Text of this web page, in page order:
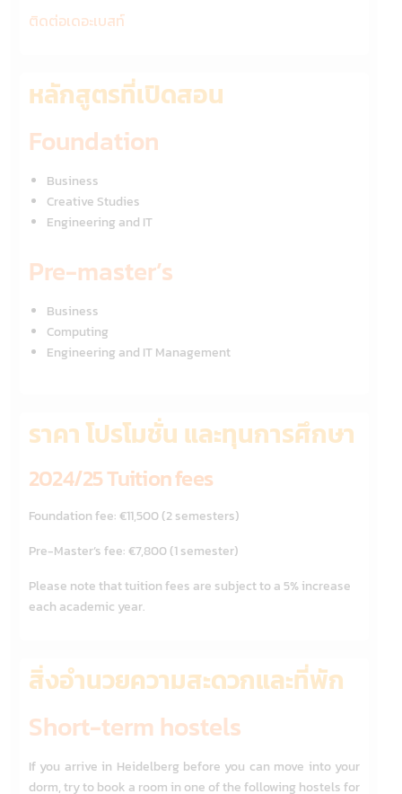
ติดต่อเดอะเบสท์
หลักสูตรที่เปิดสอน
Foundation
Business
Creative Studies
Engineering and IT
Pre-master’s
Business
Computing
Engineering and IT Management
ราคา โปรโมชั่น และทุนการศึกษา
2024/25 Tuition fees
Foundation fee: €11,500 (2 semesters)
Pre-Master’s fee: €7,800 (1 semester)
Please note that tuition fees are subject to a 5% increase
each academic year.
สิ่งอำนวยความสะดวกและที่พัก
Short-term hostels
If you arrive in Heidelberg before you can move into your
dorm, try to book a room in one of the following hostels for